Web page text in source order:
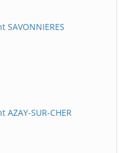
SUR-CHER